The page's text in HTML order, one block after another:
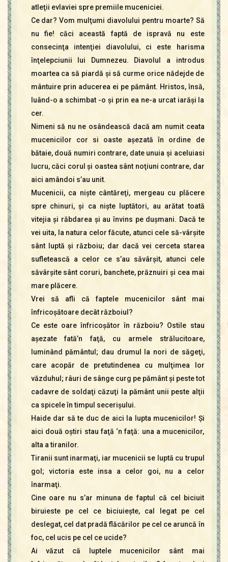
atleţii evlaviei spre premiile muceniciei.
Ce dar? Vom mulţumi diavolului pentru moarte? Să
nu fie! căci această faptă de ispravă nu este
consecinţa intenţiei diavolului, ci este harisma
înţelepciunii lui Dumnezeu. Diavolul a introdus
moartea ca să piardă şi să curme orice nădejde de
mântuire prin aducerea ei pe pământ. Hristos, însă,
luând-o a schimbat -o şi prin ea ne-a urcat iarăşi la
cer.
Nimeni să nu ne osândească dacă am numit ceata
mucenicilor cor si oaste aşezată în ordine de
bătaie, două numiri contrare, date unuia şi aceluiasi
lucru, căci corul şi oastea sânt noţiuni contrare, dar
aici amândoi s’au unit.
Mucenicii, ca nişte cântăreţi, mergeau cu plăcere
spre chinuri, şi ca nişte luptători, au arătat toată
vitejia şi răbdarea şi au învins pe duşmani. Dacă te
vei uita, la natura celor făcute, atunci cele să-vârşite
sânt luptă şi războiu; dar dacă vei cerceta starea
sufletească a celor ce s’au săvârşit, atunci cele
săvârşite sânt coruri, banchete, prăznuiri şi cea mai
mare plăcere.
Vrei să afli că faptele mucenicilor sânt mai
înfricoşătoare decât războiul?
Ce este oare înfricoşător în războiu? Ostile stau
aşezate fată’n faţă, cu armele strălucitoare,
luminând pământul; dau drumul la nori de săgeţi,
care acopăr de pretutindenea cu mulţimea lor
văzduhul; râuri de sânge curg pe pământ şi peste tot
cadavre de soldaţi căzuţi la pământ unii peste alţii
ca spicele în timpul secerişului.
Haide dar să te duc de aici la lupta mucenicilor! Şi
aici două oştiri stau faţă ‘n faţă: una a mucenicilor,
alta a tiranilor.
Tiranii sunt inarmaţi, iar mucenicii se luptă cu trupul
gol; victoria este insa a celor goi, nu a celor
înarmaţi.
Cine oare nu s’ar minuna de faptul că cel biciuit
biruieste pe cel ce biciuieşte, cal legat pe cel
deslegat, cel dat pradă flăcărilor pe cel ce aruncă în
foc, cel ucis pe cel ce ucide?
Ai văzut că luptele mucenicilor sânt mai